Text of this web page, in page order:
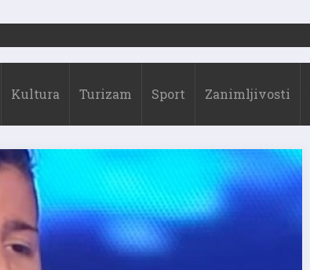
Kultura Turizam Sport Zanimljivosti